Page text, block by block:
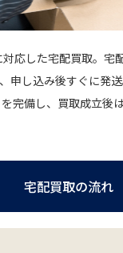
応した宅配買取。宅
申し込み後すぐに発
完備し、買取成立後
宅配買取の流れ